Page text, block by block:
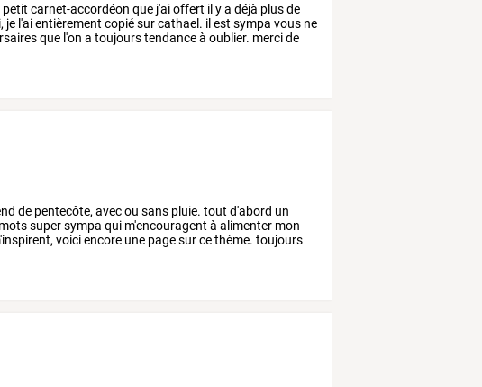
petit carnet-accordéon que j'aioffert il ya déjà plusde
je l'aientièrement copiésurcathael. il est sympa vous ne
que l'on a toujourstendanceà oublier. mercide
de pentecôte, avecou sans pluie. tout d'abord un
motssupersympa qui m'encouragent à alimenter mon
voiciencore une pagesurcethème. toujours